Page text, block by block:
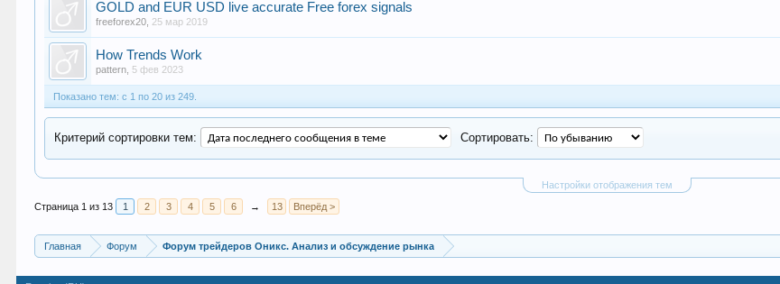
GOLD and EUR USD live accurate Free forex signals
freeforex20 25 мар 2019
How Trends Work
pattern 5 фев 2023
Показано тем: с 1 по 20 из 249.
Настройки отображения тем
Критерий сортировки тем: Сортировать:
Страница 1 из 13 1 2 3 4 5 6 → 13 Вперёд >
Главная Форум Форум трейдеров Оникс. Анализ и обсуждение рынка